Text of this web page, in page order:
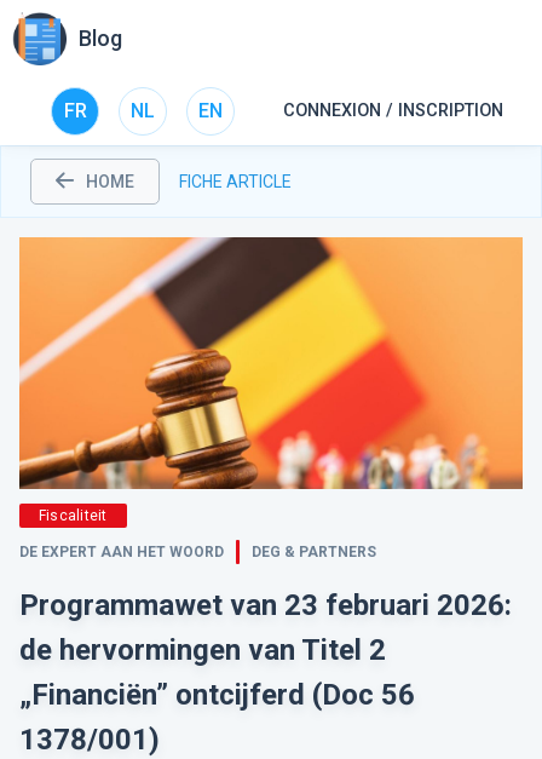
Blog
FR NL EN CONNEXION / INSCRIPTION
HOME FICHE ARTICLE
Fiscaliteit
DE EXPERT AAN HET WOORD DEG & PARTNERS
Programmawet van 23 februari 2026:
de hervormingen van Titel 2
„Financiën” ontcijferd (Doc 56
1378/001)